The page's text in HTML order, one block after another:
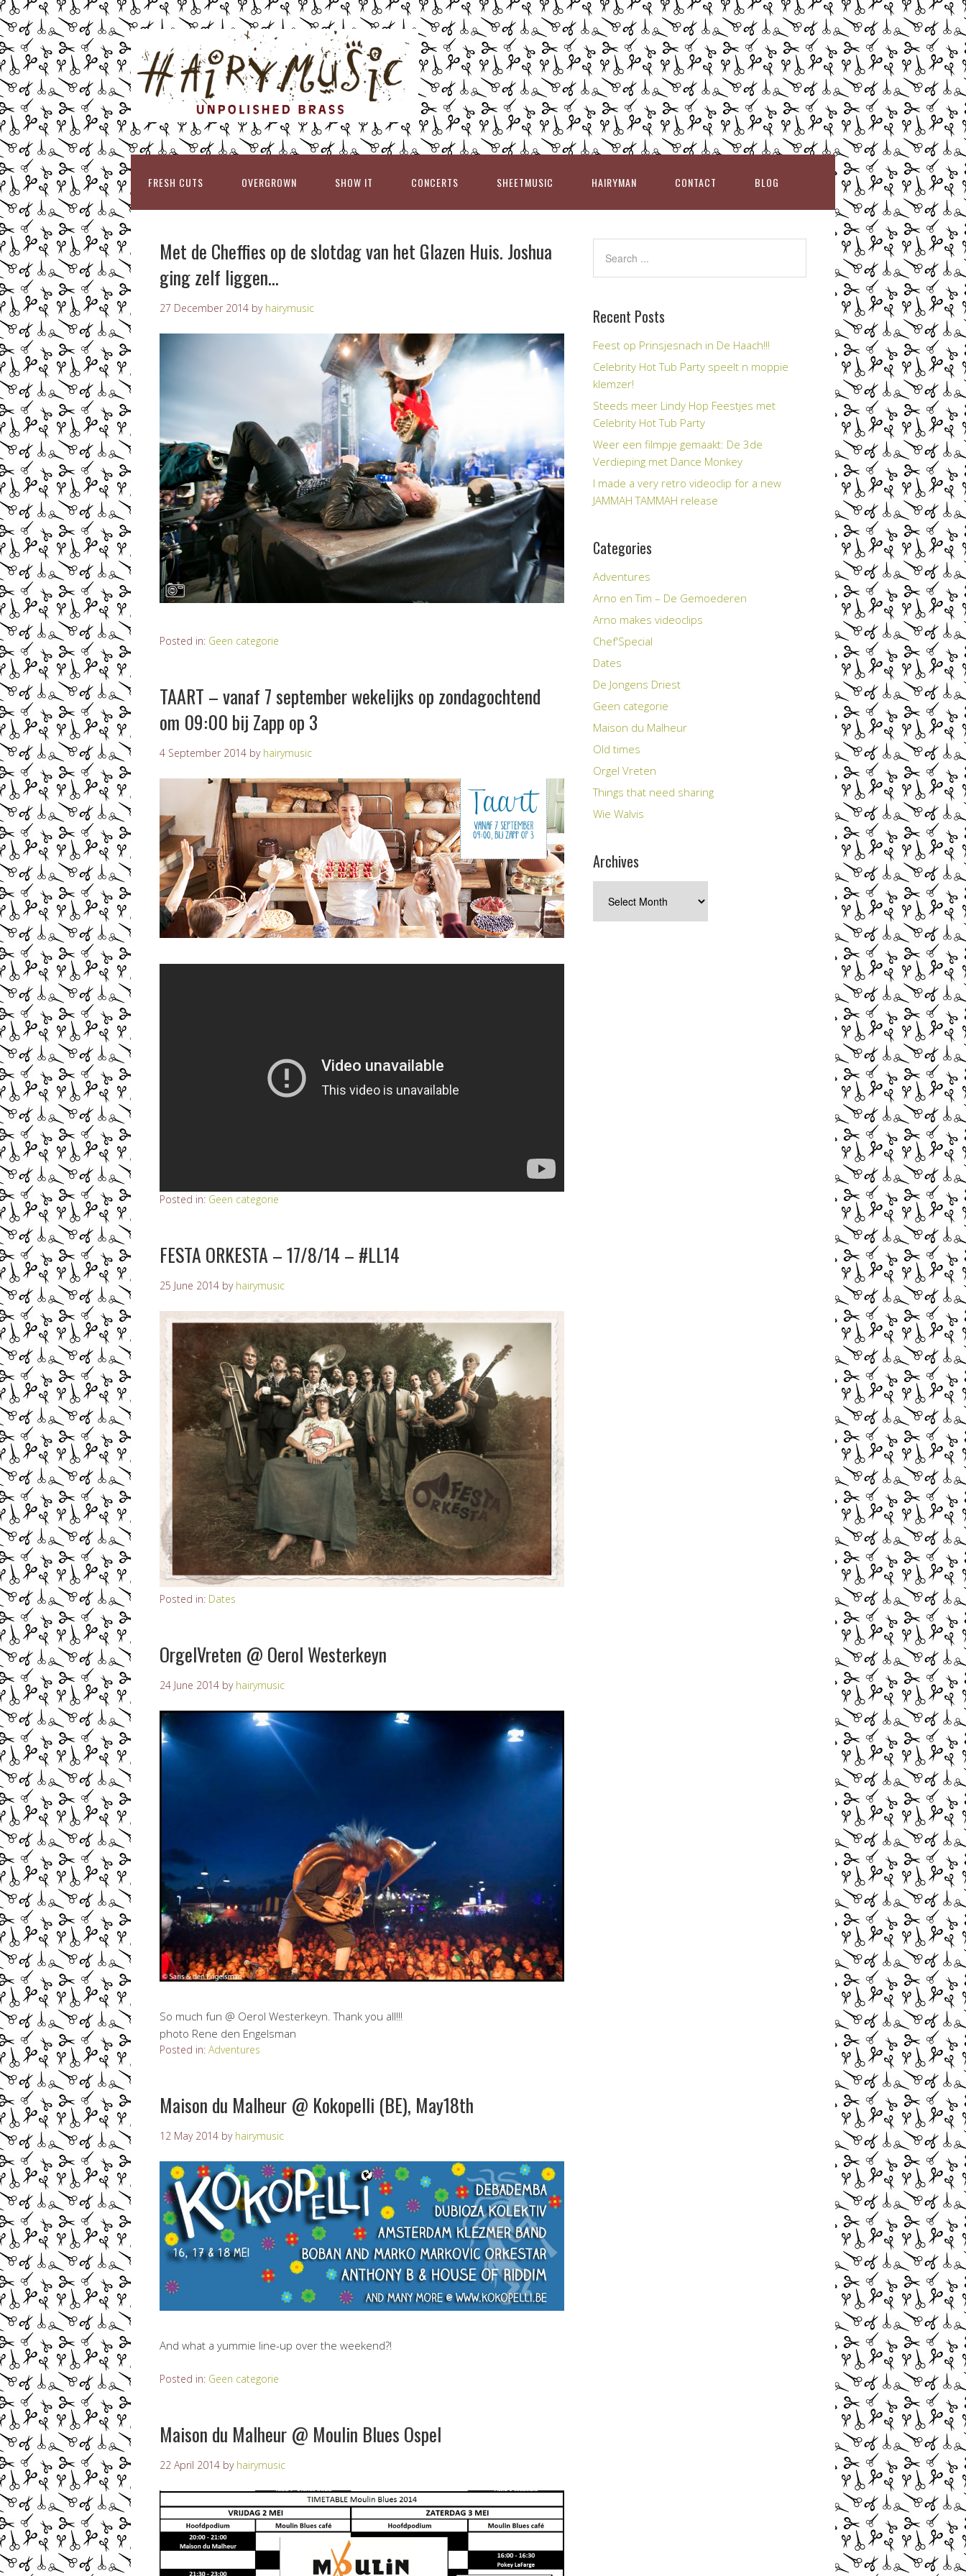
FRESH CUTS OVERGROWN SHOW IT CONCERTS SHEETMUSIC HAIRYMAN CONTACT BLOG
Met de Cheffies op de slotdag van het Glazen Huis. Joshua
ging zelf liggen…
27 December 2014 by hairymusic
Posted in: Geen categorie
TAART – vanaf 7 september wekelijks op zondagochtend
om 09:00 bij Zapp op 3
4 September 2014 by hairymusic
Posted in: Geen categorie
FESTA ORKESTA – 17/8/14 – #LL14
25 June 2014 by hairymusic
Posted in: Dates
OrgelVreten @ Oerol Westerkeyn
24 June 2014 by hairymusic
So much fun @ Oerol Westerkeyn. Thank you all!!!
photo Rene den Engelsman
Posted in: Adventures
Maison du Malheur @ Kokopelli (BE), May18th
12 May 2014 by hairymusic
And what a yummie line-up over the weekend?!
Posted in: Geen categorie
Maison du Malheur @ Moulin Blues Ospel
22 April 2014 by hairymusic
Recent Posts
Feest op Prinsjesnach in De Haach!!!
Celebrity Hot Tub Party speelt n moppie
klemzer!
Steeds meer Lindy Hop Feestjes met
Celebrity Hot Tub Party
Weer een filmpje gemaakt: De 3de
Verdieping met Dance Monkey
I made a very retro videoclip for a new
JAMMAH TAMMAH release
Categories
Adventures
Arno en Tim – De Gemoederen
Arno makes videoclips
Chef'Special
Dates
De Jongens Driest
Geen categorie
Maison du Malheur
Old times
Orgel Vreten
Things that need sharing
Wie Walvis
Archives